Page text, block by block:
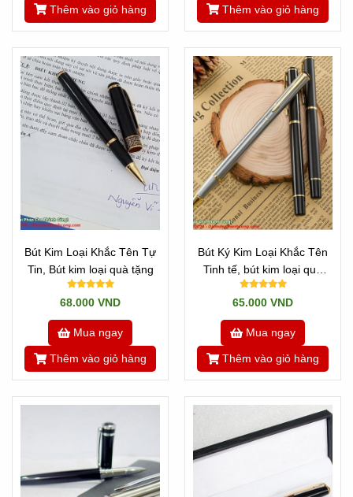
Thêm vào giỏ hàng Thêm vào giỏ hàng
Bút Kim Loại Khắc Tên Tự
Tin, Bút kim loại quà tặng
68.000 VND
Mua ngay
Thêm vào giỏ hàng
Bút Ký Kim Loại Khắc Tên
Tinh tế, bút kim loại quà
tặng
65.000 VND
Mua ngay
Thêm vào giỏ hàng